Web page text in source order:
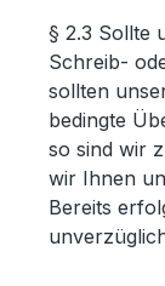
§ 2.3 Sollte
Schreib-
sollten
bedingte
so sind wir
wir Ihnen
Bereits